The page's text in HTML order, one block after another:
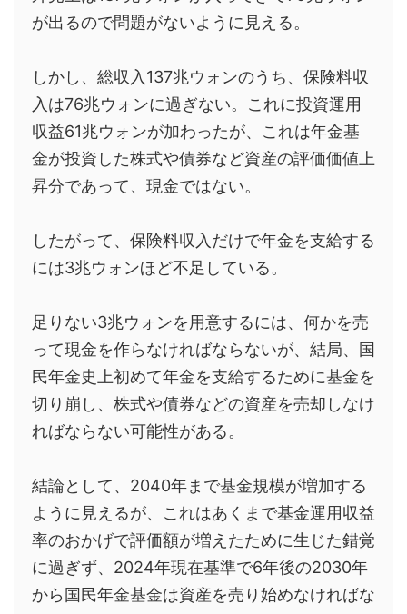
が出るので問題がないように見える。
しかし、総収入137兆ウォンのうち、保険料収
入は76兆ウォンに過ぎない。これに投資運用
収益61兆ウォンが加わったが、これは年金基
金が投資した株式や債券など資産の評価価値上
昇分であって、現金ではない。
したがって、保険料収入だけで年金を支給する
には3兆ウォンほど不足している。
足りない3兆ウォンを用意するには、何かを売
って現金を作らなければならないが、結局、国
民年金史上初めて年金を支給するために基金を
切り崩し、株式や債券などの資産を売却しなけ
ればならない可能性がある。
結論として、2040年まで基金規模が増加する
ように見えるが、これはあくまで基金運用収益
率のおかげで評価額が増えたために生じた錯覚
に過ぎず、2024年現在基準で6年後の2030年
から国民年金基金は資産を売り始めなければな